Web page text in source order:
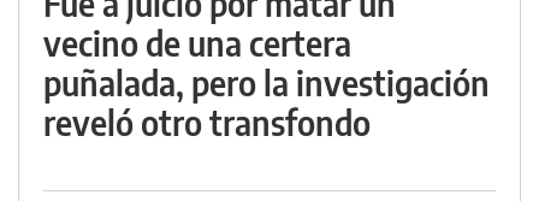
vecino de una certera
puñalada, pero la investigación
reveló otro transfondo